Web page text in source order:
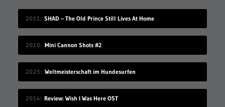
2011 SHAD – The Old Prince Still Lives At Home
2010 Mini Cannon Shots #2
2025 Weltmeisterschaft im Hundesurfen
2014 Review: Wish I Was Here OST